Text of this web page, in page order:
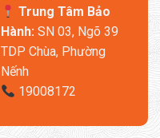
Trung Tâm Bảo
Hành:SN 03, Ngõ 39
TDP Chùa, Phường
Nếnh
19008172